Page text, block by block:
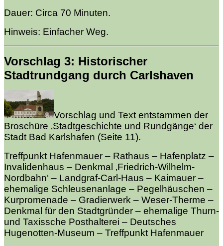
Dauer: Circa 70 Minuten.
Hinweis: Einfacher Weg.
Vorschlag 3: Historischer
Stadtrundgang durch Carlshaven
Vorschlag und Text entstammen der
Broschüre ‚Stadtgeschichte und Rundgänge‘ der
Stadt Bad Karlshafen (Seite 11).
Treffpunkt Hafenmauer – Rathaus – Hafenplatz –
Invalidenhaus – Denkmal ‚Friedrich-Wilhelm-
Nordbahn‘ – Landgraf-Carl-Haus – Kaimauer –
ehemalige Schleusenanlage – Pegelhäuschen –
Kurpromenade – Gradierwerk – Weser-Therme –
Denkmal für den Stadtgründer – ehemalige Thurn-
und Taxissche Posthalterei – Deutsches
Hugenotten-Museum – Treffpunkt Hafenmauer